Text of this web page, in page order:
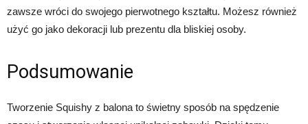
zawsze wróci do swojego pierwotnego kształtu. Możesz również
użyć go jako dekoracji lub prezentu dla bliskiej osoby.
Podsumowanie
Tworzenie Squishy z balona to świetny sposób na spędzenie